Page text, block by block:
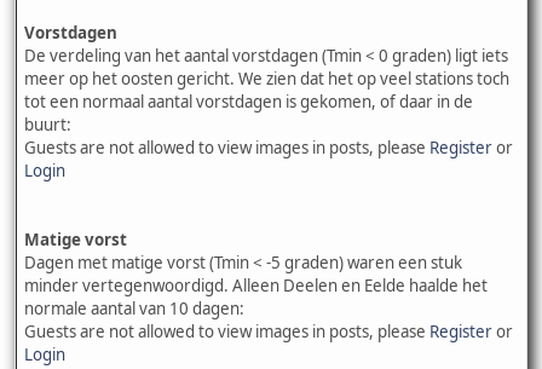
Vorstdagen
De verdeling van het aantal vorstdagen (Tmin < 0 graden) ligt iets
meer op het oosten gericht. We zien dat het op veel stations toch
tot een normaal aantal vorstdagen is gekomen, of daar in de
buurt:
Guests are not allowed to view images in posts, please Registeror
Login
Matige vorst
Dagen met matige vorst (Tmin < -5 graden) waren een stuk
minder vertegenwoordigd. Alleen Deelen en Eelde haalde het
normale aantal van 10 dagen:
Guests are not allowed to view images in posts, please Registeror
Login